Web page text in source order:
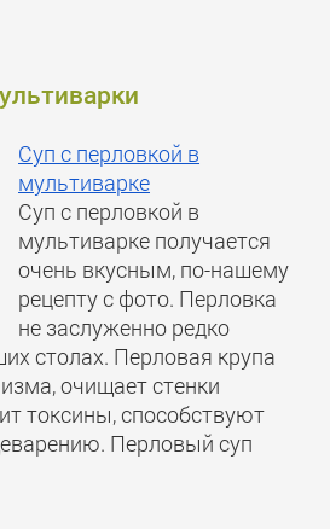
Суп с перловкой в
мультиварке
Суп с перловкой в
мультиварке получается
очень вкусным, по-нашему
рецепту с фото. Перловка
не заслуженно редко
столах. Перловая крупа
очищает стенки
токсины, способствуют
Перловый суп